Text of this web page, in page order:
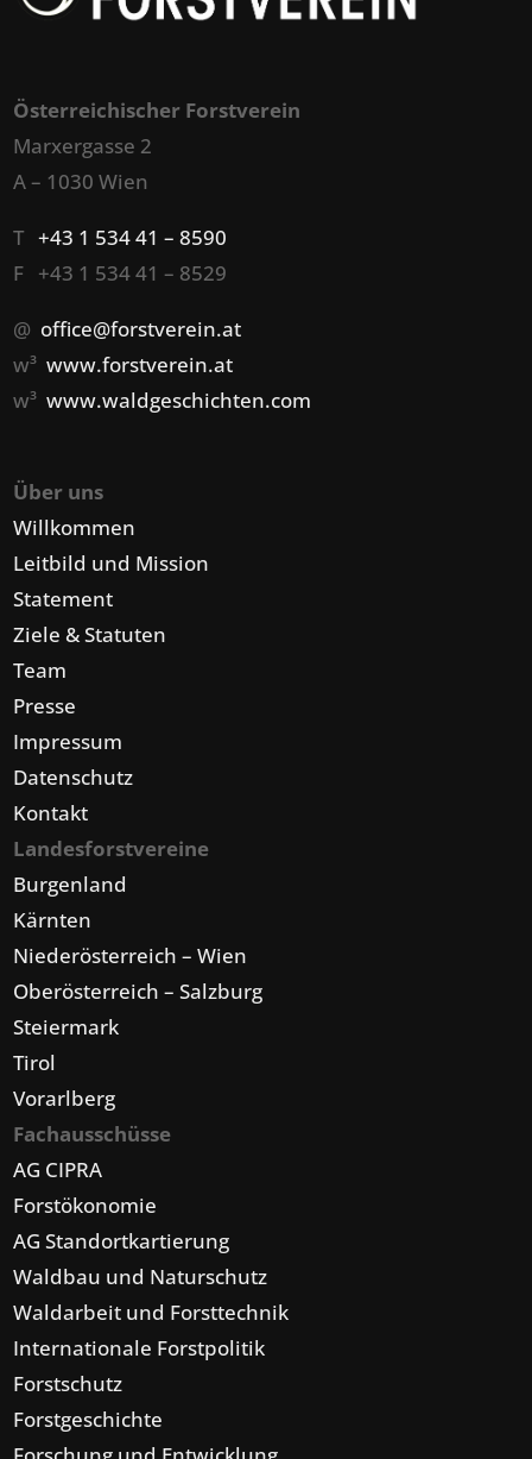
Österreichischer Forstverein
Marxergasse 2
A – 1030 Wien
T+43 1 534 41 – 8590
F +43 1 534 41 – 8529
@ office@forstverein.at
w³www.forstverein.at
w³www.waldgeschichten.com
Über uns
Willkommen
Leitbild und Mission
Statement
Ziele & Statuten
Team
Presse
Impressum
Datenschutz
Kontakt
Landesforstvereine
Burgenland
Kärnten
Niederösterreich – Wien
Oberösterreich – Salzburg
Steiermark
Tirol
Vorarlberg
Fachausschüsse
AG CIPRA
Forstökonomie
AG Standortkartierung
Waldbau und Naturschutz
Waldarbeit und Forsttechnik
Internationale Forstpolitik
Forstschutz
Forstgeschichte